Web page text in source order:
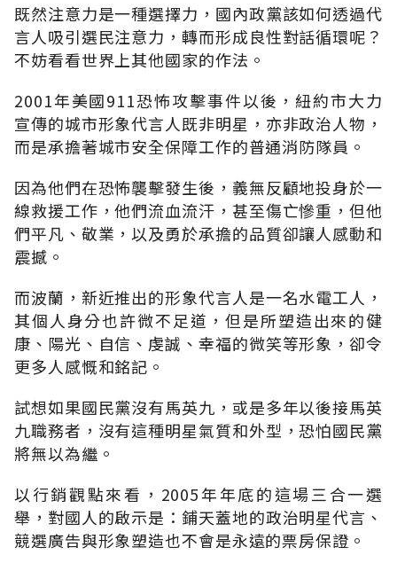
既然注意力是一種選擇力，國內政黨該如何透過代
言人吸引選民注意力，轉而形成良性對話循環呢？
不妨看看世界上其他國家的作法。
2001年美國911恐怖攻擊事件以後，紐約市大力
宣傳的城市形象代言人既非明星，亦非政治人物，
而是承擔著城市安全保障工作的普通消防隊員。
因為他們在恐怖襲擊發生後，義無反顧地投身於一
線救援工作，他們流血流汗，甚至傷亡慘重，但他
們平凡、敬業，以及勇於承擔的品質卻讓人感動和
震撼。
而波蘭，新近推出的形象代言人是一名水電工人，
其個人身分也許微不足道，但是所塑造出來的健
康、陽光、自信、虔誠、幸福的微笑等形象，卻令
更多人感慨和銘記。
試想如果國民黨沒有馬英九，或是多年以後接馬英
九職務者，沒有這種明星氣質和外型，恐怕國民黨
將無以為繼。
以行銷觀點來看，2005年年底的這場三合一選
舉，對國人的啟示是：鋪天蓋地的政治明星代言、
競選廣告與形象塑造也不會是永遠的票房保證。